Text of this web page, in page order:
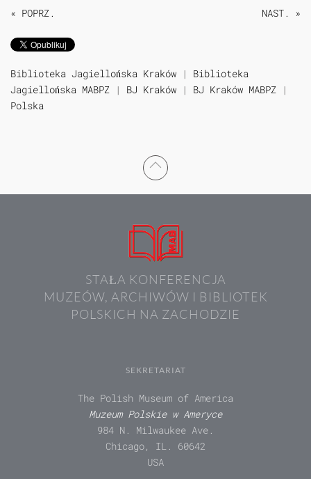
« POPRZ. NAST. »
Biblioteka Jagiellońska Kraków | Biblioteka
Jagiellońska MABPZ | BJ Kraków | BJ Kraków MABPZ |
Polska
STAŁA KONFERENCJA
MUZEÓW, ARCHIWÓW I BIBLIOTEK
POLSKICH NA ZACHODZIE
SEKRETARIAT
The Polish Museum of America
Muzeum Polskie w Ameryce
984 N. Milwaukee Ave.
Chicago, IL. 60642
USA